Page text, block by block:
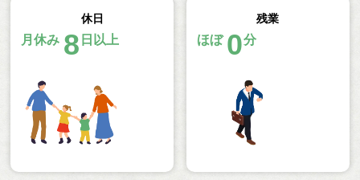
休日
月休み 8 日以上
残業
ほぼ 0分